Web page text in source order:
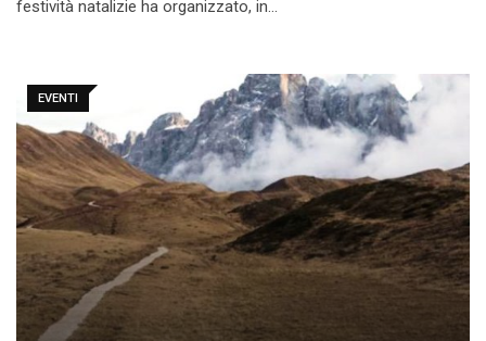
festività natalizie ha organizzato, in…
EVENTI